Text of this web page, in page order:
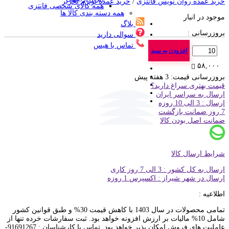
همه کالای شخصی فانتزی
همه دسته بندی کالا ها
بلاگ
سوالی دارید
تماس با هیس
موجود در انبار
بروزرسانی :
تعداد افزودن به سبد
۵۸,۰۰۰
بروزرسانی قیمت: 3 هفته پیش
قیمت بهتری سراغ دارید؟
ارسال به سراسر ایران
ارسال : 3 الی 10 روزه
7 روز ضمانت بازگشت
ضمانت اصل بودن کالا
شرایط ارسال کالا
ارسال به کل کشور : 3 الی 7 روز کاری
ارسال در شهر شیراز : اکسپرس 1 روزه
اطلاعیه :
تمامی محصولات در سال 1403 با کاهش قیمت 30% و طبق قوانین کشور
شامل 10% مالیات بر ارزش افزونه خواهد بود. ثبت سفارشات خرده تنها از
عاملیت های فروش امکان پذیر خواهد بود. تماس با کارشناسان : 91691267-